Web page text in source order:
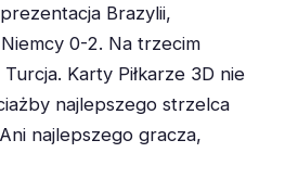
Brazylii,
0-2. Na trzecim
Turcja. Karty Piłkarze 3D nie
najlepszego strzelca
najlepszego gracza,